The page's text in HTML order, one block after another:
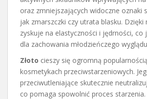
oraz zmniejszających widoczne oznaki
jak zmarszczki czy utrata blasku. Dzięki
zyskuje na elastyczności i jędrności, co
dla zachowania młodzieńczego
Złoto cieszy się ogromną
kosmetykach przeciwstarzeniowych.
przeciwutleniające skutecznie
co pomaga spowolnić proces